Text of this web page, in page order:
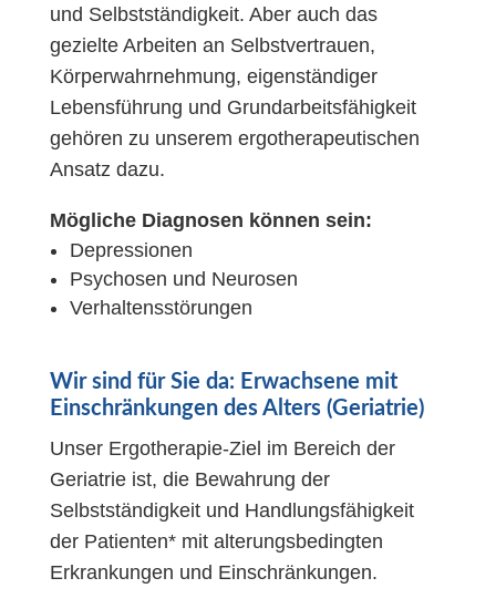
und Selbstständigkeit. Aber auch das
gezielte Arbeiten an Selbstvertrauen,
Körperwahrnehmung, eigenständiger
Lebensführung und Grundarbeitsfähigkeit
gehören zu unserem ergotherapeutischen
Ansatz dazu.
Mögliche Diagnosen können sein:
Depressionen
Psychosen und Neurosen
Verhaltensstörungen
Wir sind für Sie da: Erwachsene mit
Einschränkungen des Alters (Geriatrie)
Unser Ergotherapie-Ziel im Bereich der
Geriatrie ist, die Bewahrung der
Selbstständigkeit und Handlungsfähigkeit
der Patienten* mit alterungsbedingten
Erkrankungen und Einschränkungen.